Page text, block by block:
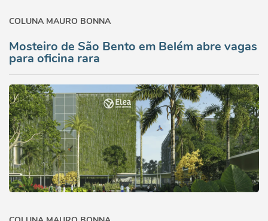
COLUNA MAURO BONNA
Mosteiro de São Bento em Belém abre vagas
para oficina rara